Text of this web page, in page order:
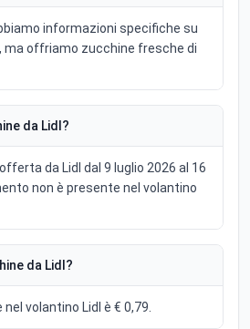
informazioni specifiche su
ma offriamo zucchine fresche di
da Lidl?
da Lidl dal 9 luglio 2026 al 16
non è presente nel volantino
da Lidl?
nel volantino Lidl è € 0,79.